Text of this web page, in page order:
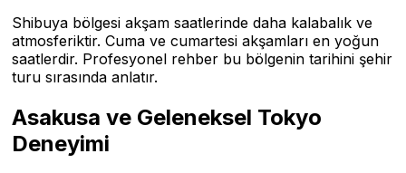
Shibuya bölgesi akşam saatlerinde daha kalabalık ve
atmosferiktir. Cuma ve cumartesi akşamları en yoğun
saatlerdir. Profesyonel rehber bu bölgenin tarihini şehir
turu sırasında anlatır.
Asakusa ve Geleneksel Tokyo
Deneyimi